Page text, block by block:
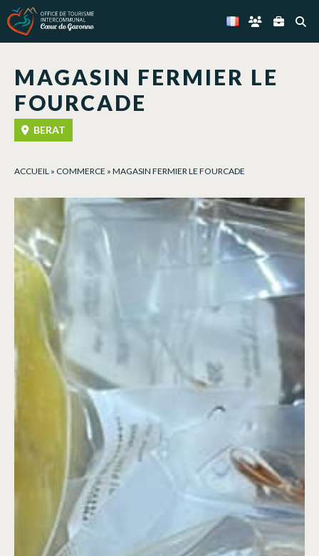
MAGASIN FERMIER LE
FOURCADE
BERAT
ACCUEIL » COMMERCE » MAGASIN FERMIER LE FOURCADE
Panneau de gestion des cookies